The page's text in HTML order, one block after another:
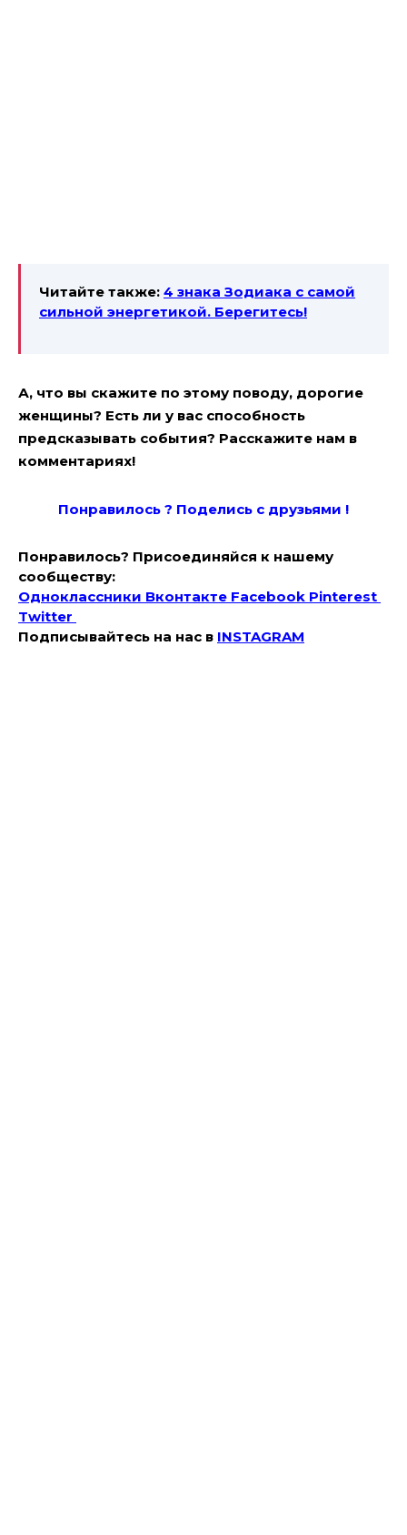
Читайте также: 4 знака Зодиака с самой
сильной энергетикой. Берегитесь!
А, что вы скажите по этому поводу, дорогие
женщины? Есть ли у вас способность
предсказывать события? Расскажите нам в
комментариях!
Понравилось ? Поделись с друзьями !
Понравилось? Присоединяйся к нашему
сообществу:
Одноклассники Вконтакте Facebook Pinterest
Twitter
Подписывайтесь на наc в INSTAGRAM